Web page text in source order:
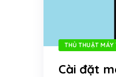
THỦ THUẬT MÁY
Cài đặt